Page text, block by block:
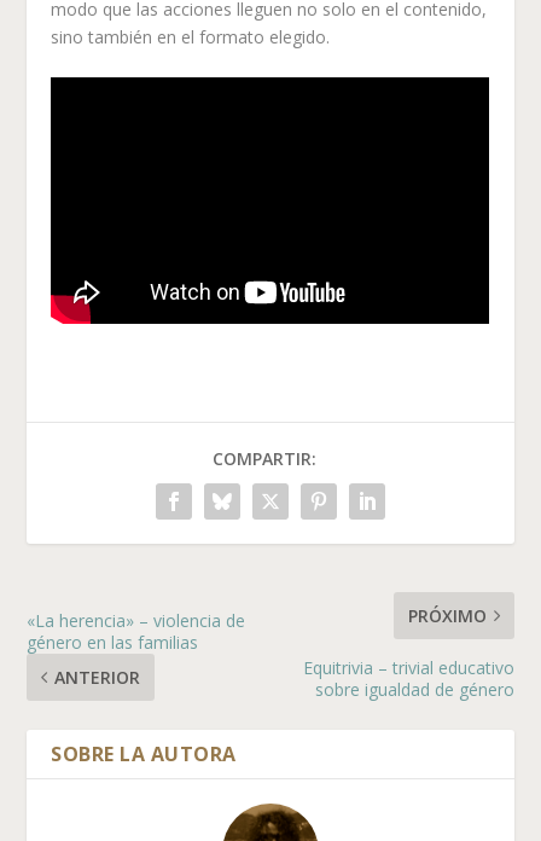
modo que las acciones lleguen no solo en el contenido,
sino también en el formato elegido.
COMPARTIR:
«La herencia» – violencia de
género en las familias
ANTERIOR
PRÓXIMO
Equitrivia – trivial educativo
sobre igualdad de género